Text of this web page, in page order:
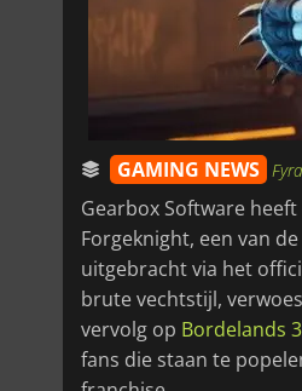
GAMING NEWS
Gearbox Software
Forgeknight, een van
uitgebracht via het
brute vechtstijl,
vervolg op Bordelands 3
fans die staan te